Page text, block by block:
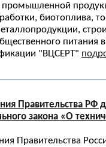
биотоплива,
питания
"ВЦСЕРТ"
Правительства РФ
закона «О
Правительства